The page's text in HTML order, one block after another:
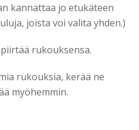
kannattaa jo etukäteen
joista voi valita yhden.)
rukouksensa.
rukouksia, kerää ne
myöhemmin.